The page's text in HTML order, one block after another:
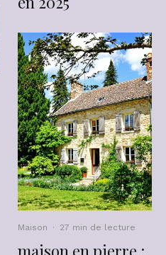
Maison · 27 min de lecture
maison en pierre :